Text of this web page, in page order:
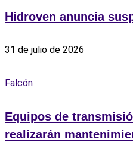
Hidroven anuncia
31 de julio de 2026
Falcón
Equipos de
realizarán